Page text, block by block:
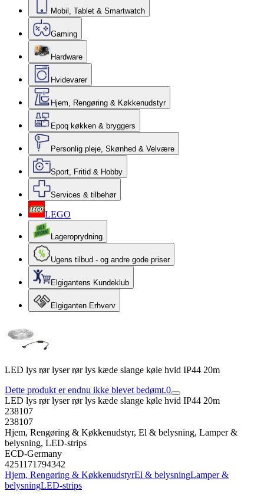
Mobil, Tablet & Smartwatch
Gaming
Hardware
Hvidevarer
Hjem, Rengøring & Køkkenudstyr
Epoq køkken & bryggers
Personlig pleje, Skønhed & Velvære
Sport, Fritid & Hobby
Services & tilbehør
LEGO
Lageroprydning
Ugens tilbud - og andre gode priser
Elgigantens Kundeklub
Elgiganten Erhverv
LED lys rør lyser rør lys kæde slange køle hvid IP44 20m
Dette produkt er endnu ikke blevet bedømt.0
LED lys rør lyser rør lys kæde slange køle hvid IP44 20m
238107
238107
Hjem, Rengøring & Køkkenudstyr, El & belysning, Lamper &
belysning, LED-strips
ECD-Germany
4251171794342
Hjem, Rengøring & KøkkenudstyrEl & belysningLamper &
belysningLED-strips